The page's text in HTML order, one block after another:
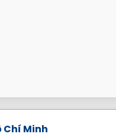
Chí Minh